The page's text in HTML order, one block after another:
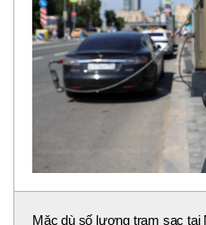
Mặc dù số lượng trạm sạc tại